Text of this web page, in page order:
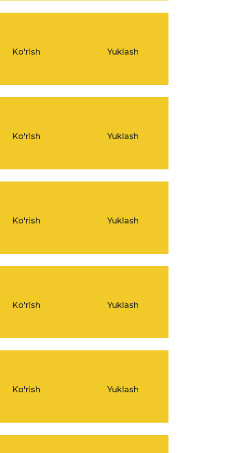
Ko'rish Yuklash
Ko'rish Yuklash
Ko'rish Yuklash
Ko'rish Yuklash
Ko'rish Yuklash